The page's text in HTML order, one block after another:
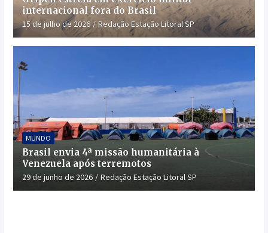
internacional fora do Brasil
15 de julho de 2026 Redação Estação Litoral SP
MUNDO
Brasil envia 4ª missão humanitária à
Venezuela após terremotos
29 de junho de 2026 Redação Estação Litoral SP